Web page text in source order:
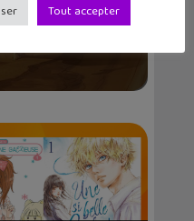
Tout accepter